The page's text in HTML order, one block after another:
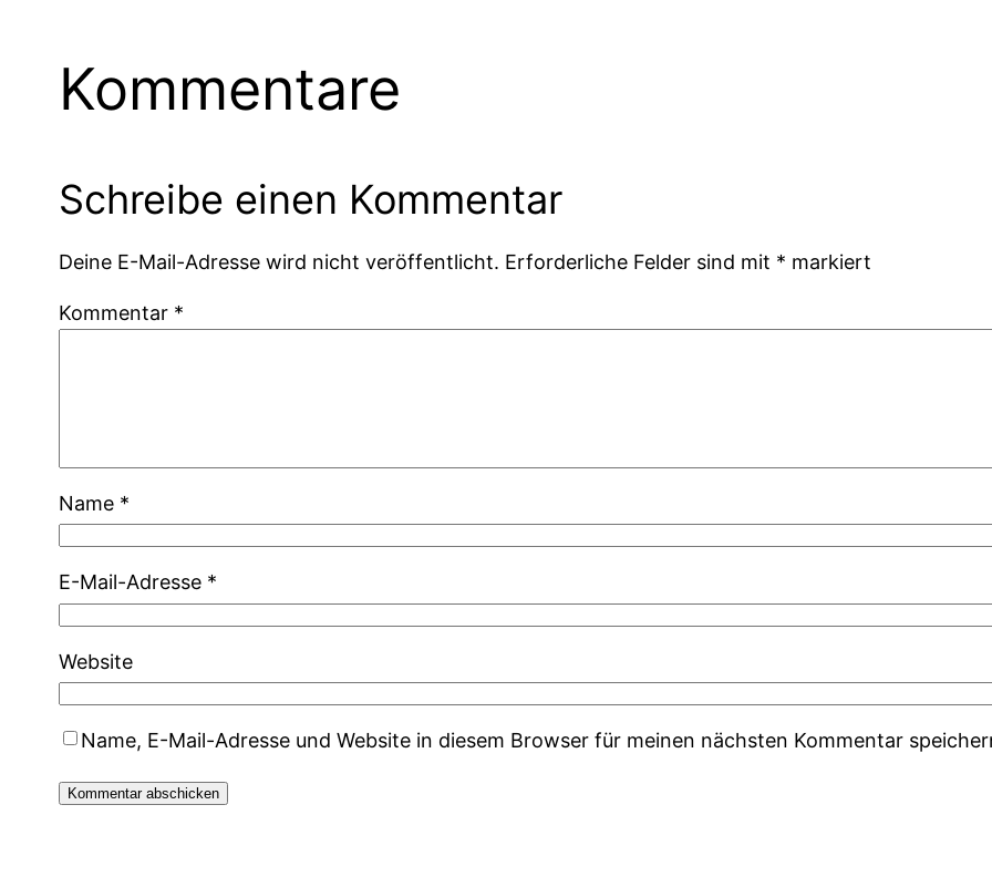
Kommentare
Schreibe einen Kommentar
Deine E-Mail-Adresse wird nicht veröffentlicht. Erforderliche Felder sind mit * markiert
Kommentar *
Name *
E-Mail-Adresse *
Website
Name, E-Mail-Adresse und Website in diesem Browser für meinen nächsten Kommentar